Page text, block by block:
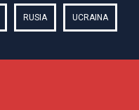
RUSIA UCRAINA